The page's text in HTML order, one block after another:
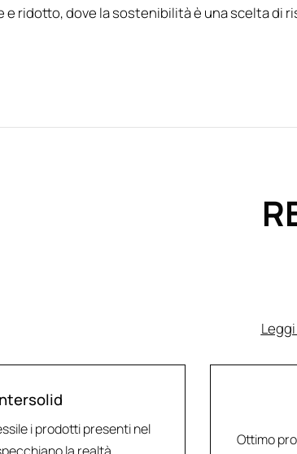
e ridotto, dove la sostenibilità è una scelta di
i prodotti presenti nel
Ottimo